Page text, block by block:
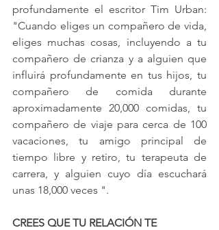
profundamente el escritor Tim Urban:
"Cuando eliges un compañero de vida,
eliges muchas cosas, incluyendo a tu
compañero de crianza y a alguien que
influirá profundamente en tus hijos, tu
compañero de comida durante
aproximadamente 20,000 comidas, tu
compañero de viaje para cerca de 100
vacaciones, tu amigo principal de
tiempo libre y retiro, tu terapeuta de
carrera, y alguien cuyo día escuchará
unas 18,000 veces ".
CREES QUE TU RELACIÓN TE